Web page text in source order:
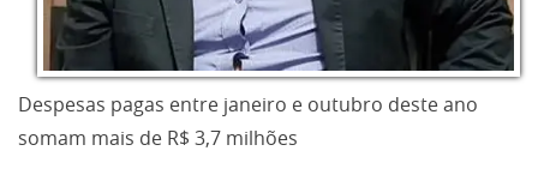
Despesas pagas entre janeiro e outubro deste ano
somam mais de R$ 3,7 milhões